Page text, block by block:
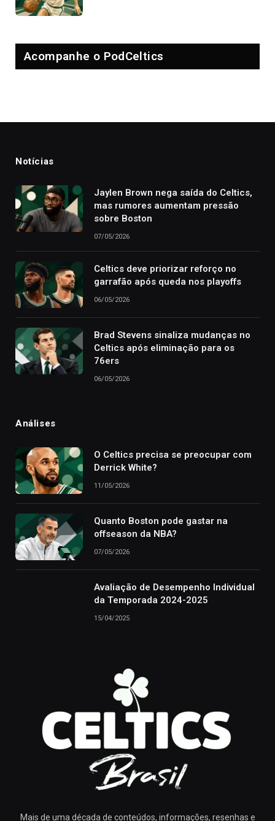
Acompanhe o PodCeltics
Notícias
Jaylen Brown nega saída do Celtics,
mas rumores aumentam pressão
sobre Boston
07/05/2026
Celtics deve priorizar reforço no
garrafão após queda nos playoffs
06/05/2026
Brad Stevens sinaliza mudanças no
Celtics após eliminação para os
76ers
06/05/2026
Análises
O Celtics precisa se preocupar com
Derrick White?
11/05/2026
Quanto Boston pode gastar na
offseason da NBA?
07/05/2026
Avaliação de Desempenho Individual
da Temporada 2024-2025
15/04/2025
Mais de uma década de conteúdos, informações, resenhas e